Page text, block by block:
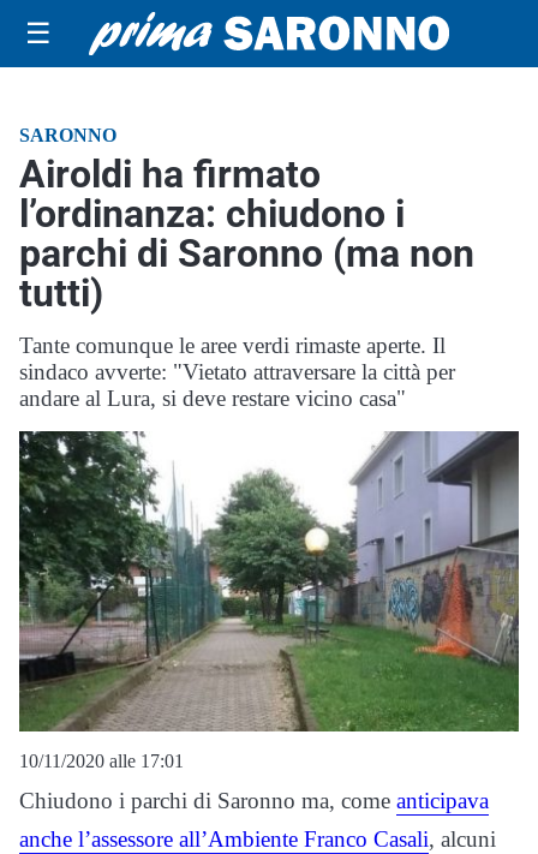
☰
SARONNO
Airoldi ha firmato
l’ordinanza: chiudono i
parchi di Saronno (ma non
tutti)
Tante comunque le aree verdi rimaste aperte. Il
sindaco avverte: "Vietato attraversare la città per
andare al Lura, si deve restare vicino casa"
10/11/2020 alle 17:01
Chiudono i parchi di Saronno ma, come anticipava
anche l’assessore all’Ambiente Franco Casali, alcuni